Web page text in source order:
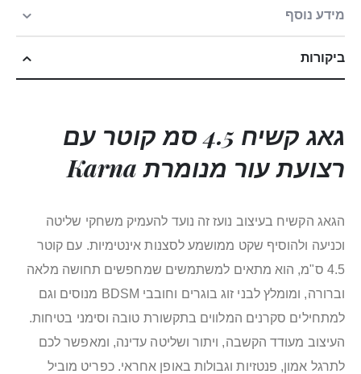
מידע נוסף
ביקורות
גאג קשיח 4.5 סמ קוטר עם
רצועת עור מנומרת Karna
הגאג הקשיח בעיצוב נועז זה נועד להעמיק משחקי שליטה
וכניעה ולהוסיף שקט ממושמע לסצנות אינטימיות. עם קוטר
4.5 ס"מ, הוא מתאים למשתמשים שמחפשים תחושה מלאה
וברורה, ומומלץ לבני זוג בוגרים וחובבי BDSM מנוסים וגם
למתחילים סקרנים המלווים בתקשורת טובה וסימני בטיחות.
העיצוב מעודד הקשבה, ויתור ושליטה עדינה, ומאפשר לכם
לתרגל אמון, פנטזיות וגבולות באופן אחראי. כפריט מוביל